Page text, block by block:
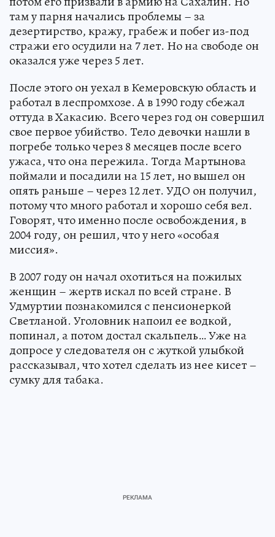
там у парня начались проблемы – за
дезертирство, кражу, грабеж и побег из-под
стражи его осудили на 7 лет. Но на свободе он
оказался уже через 5 лет.
После этого он уехал в Кемеровскую область и
работал в леспромхозе. А в 1990 году сбежал
оттуда в Хакасию. Всего через год он совершил
свое первое убийство. Тело девочки нашли в
погребе только через 8 месяцев после всего
ужаса, что она пережила. Тогда Мартынова
поймали и посадили на 15 лет, но вышел он
опять раньше – через 12 лет. УДО он получил,
потому что много работал и хорошо себя вел.
Говорят, что именно после освобождения, в
2004 году, он решил, что у него «особая
миссия».
В 2007 году он начал охотиться на пожилых
женщин – жертв искал по всей стране. В
Удмуртии познакомился с пенсионеркой
Светланой. Уголовник напоил ее водкой,
попинал, а потом достал скальпель… Уже на
допросе у следователя он с жуткой улыбкой
рассказывал, что хотел сделать из нее кисет –
сумку для табака.